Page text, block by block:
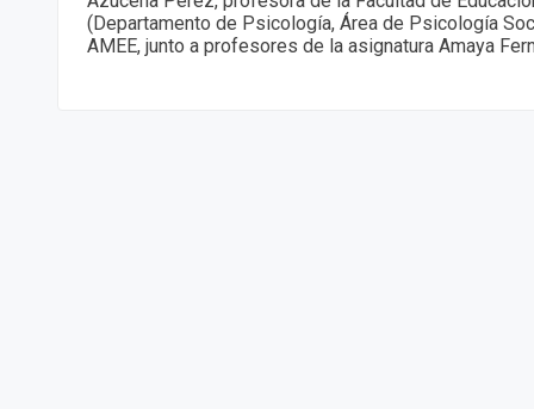
(Departamento de Psicología, Área de Psicología
AMEE, junto a profesores de la asignatura Amaya